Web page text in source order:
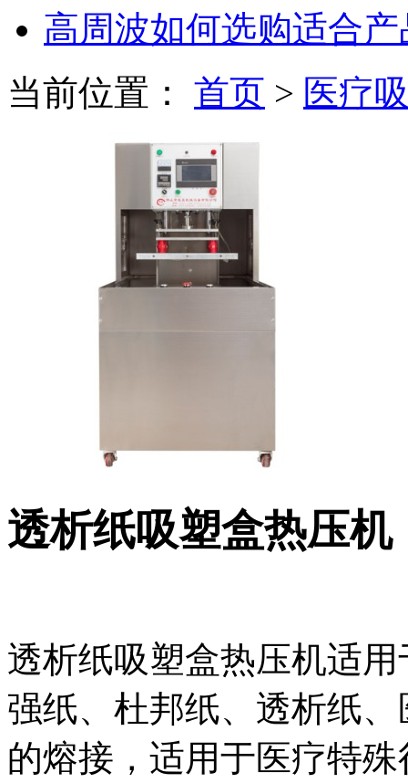
高周波如何选购适合
当前位置：
首页 > 医疗
透析纸吸塑盒热压机
透析纸吸塑盒热压机适
强纸、杜邦纸、透析纸
的熔接，适用于医疗特